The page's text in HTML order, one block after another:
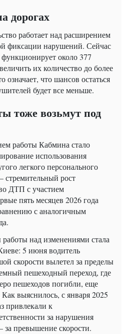
дорогах
работает над расширением
фиксации нарушений. Сейчас
около 377
их количество до более
означает, что шансов остаться
будет все меньше.
тоже возьмут под
работы Кабмина стало
использования
легкого персонального
рост
ДТП с участием
пять месяцев 2026 года
с аналогичным
над изменениями стала
5 июня водитель
скорости вылетел за пределы
пешеходный переход, где
пешеходов погибли, еще
выяснилось, с января 2025
привлекали к
за нарушения
превышение скорости.